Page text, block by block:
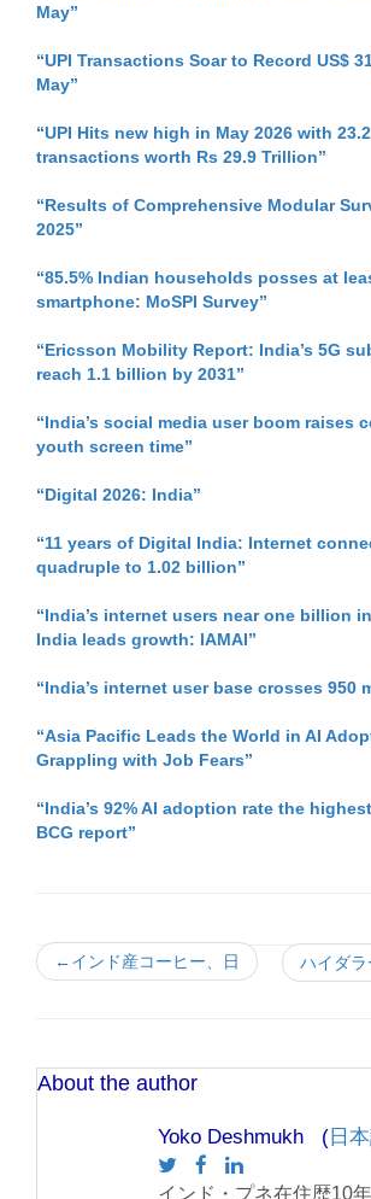
May”
“UPI Transactions Soar to Record US$
May”
“UPI Hits new high in May 2026 with
transactions worth Rs 29.9 Trillion”
“Results of Comprehensive Modular
2025”
“85.5% Indian households posses at
smartphone: MoSPI Survey”
“Ericsson Mobility Report: India’s 5G
reach 1.1 billion by 2031”
“India’s social media user boom raises
youth screen time”
“Digital 2026: India”
“11 years of Digital India: Internet
quadruple to 1.02 billion”
“India’s internet users near one billion
India leads growth: IAMAI”
“India’s internet user base crosses 950
“Asia Pacific Leads the World in AI
Grappling with Job Fears”
“India’s 92% AI adoption rate the
BCG report”
←インド産コーヒー、日 ハイダ
About the author
Yoko Deshmukh ( 日
インド・プネ在住歴10